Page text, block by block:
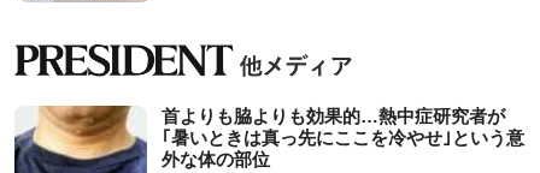
首よりも脇よりも効果的…熱中症研究者が
｢暑いときは真っ先にここを冷やせ｣という意
外な体の部位